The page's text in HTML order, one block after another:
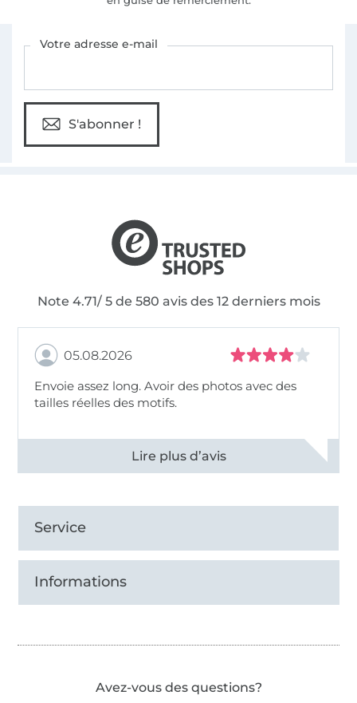
Votre adresse e-mail
S'abonner !
Note 4.71/ 5 de 580 avis des 12 derniers mois
05.08.2026
Envoie assez long. Avoir des photos avec des
tailles réelles des motifs.
Voir tous les 11494 commentaires
Service
Informations
Avez-vous des questions?